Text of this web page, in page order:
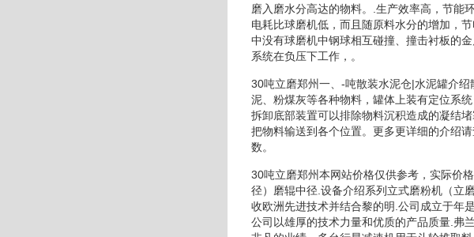
磨入磨水分高达的物料。.生产效率高，节能
电耗比球磨机低，而且随原料水分的增加，
中没有球磨机中钢球相互碰撞、撞击衬板的
系统在负压下工作，。
30吨立磨郑州一、-吨散装水泥仓|水泥罐介
泥、粉煤灰等各种物料，罐体上装有定位系
拆卸底部装置可以排除物料沉积造成的凝结
把物料输送到各个位置。更多更详细的介绍
数。
30吨立磨郑州本网站价格仅供参考，实际价
径）磨辊中径.设备介绍系列立式磨粉机（立
收欧洲先进技术并结合黎的明.公司成立于年
公司以雄厚的技术力量和优质的产品质量.弗